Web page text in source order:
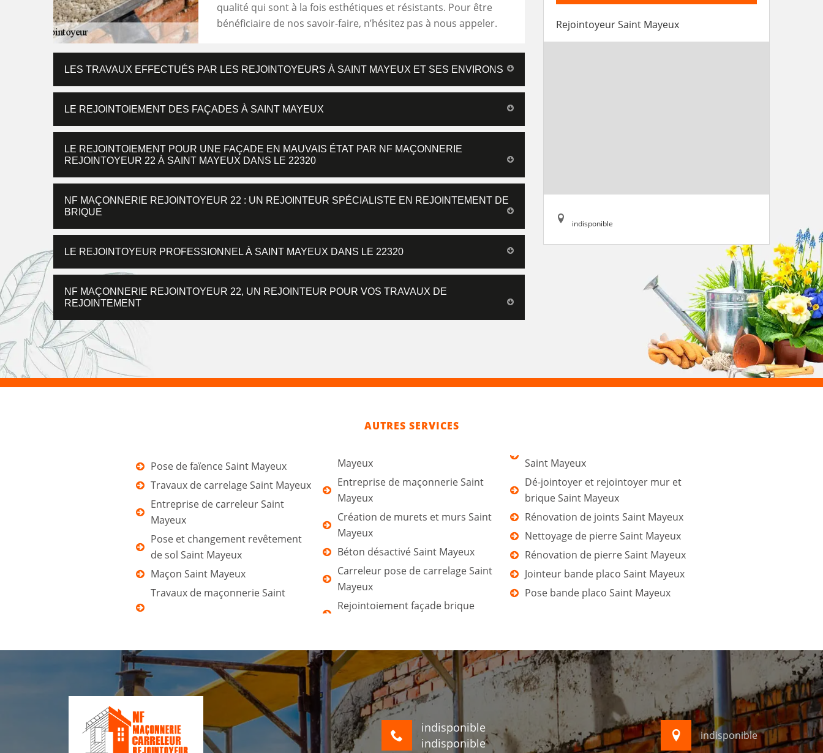
qualité qui sont à la fois esthétiques et résistants. Pour être
bénéficiaire de nos savoir-faire, n’hésitez pas à nous appeler.
LES TRAVAUX EFFECTUÉS PAR LES REJOINTOYEURS À SAINT MAYEUX ET SES ENVIRONS
LE REJOINTOIEMENT DES FAÇADES À SAINT MAYEUX
LE REJOINTOIEMENT POUR UNE FAÇADE EN MAUVAIS ÉTAT PAR NF MAÇONNERIE
REJOINTOYEUR 22 À SAINT MAYEUX DANS LE 22320
NF MAÇONNERIE REJOINTOYEUR 22 : UN REJOINTEUR SPÉCIALISTE EN REJOINTEMENT DE
BRIQUE
LE REJOINTOYEUR PROFESSIONNEL À SAINT MAYEUX DANS LE 22320
NF MAÇONNERIE REJOINTOYEUR 22, UN REJOINTEUR POUR VOS TRAVAUX DE
REJOINTEMENT
Rejointoyeur Saint Mayeux
indisponible
AUTRES SERVICES
Pose de faïence Saint Mayeux
Travaux de carrelage Saint Mayeux
Entreprise de carreleur Saint
Mayeux
Pose et changement revêtement
de sol Saint Mayeux
Maçon Saint Mayeux
Travaux de maçonnerie Saint
Mayeux
Entreprise de maçonnerie Saint
Mayeux
Création de murets et murs Saint
Mayeux
Béton désactivé Saint Mayeux
Carreleur pose de carrelage Saint
Mayeux
Rejointoiement façade brique
Saint Mayeux
Dé-jointoyer et rejointoyer mur et
brique Saint Mayeux
Rénovation de joints Saint Mayeux
Nettoyage de pierre Saint Mayeux
Rénovation de pierre Saint Mayeux
Jointeur bande placo Saint Mayeux
Pose bande placo Saint Mayeux
indisponible
indisponible
indisponible